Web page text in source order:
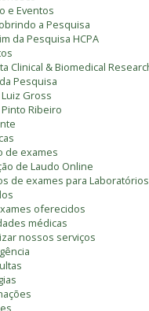
e Eventos
a Pesquisa
da Pesquisa HCPA
Clinical & Biomedical
Pesquisa
Luiz Gross
Pinto Ribeiro
de exames
de Laudo Online
de exames para
oferecidos
médicas
nossos serviços